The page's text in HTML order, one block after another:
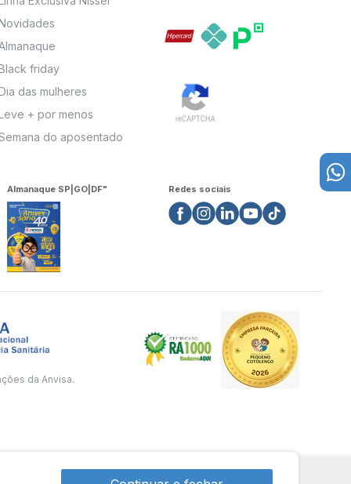
friday
das mulheres
+ por menos
do aposentado
Almanaque SP|GO|DF" Redes sociais
da Anvisa.